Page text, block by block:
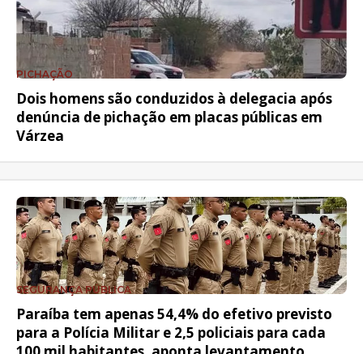
PICHAÇÃO
Dois homens são conduzidos à delegacia após
denúncia de pichação em placas públicas em
Várzea
SEGURANÇA PÚBLICA
Paraíba tem apenas 54,4% do efetivo previsto
para a Polícia Militar e 2,5 policiais para cada